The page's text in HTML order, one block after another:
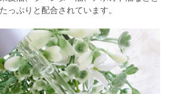
っぷりと配合されています。